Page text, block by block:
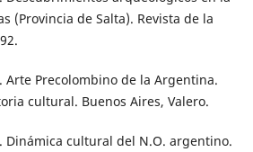
(Provincia de Salta). Revista de la
Arte Precolombino de la Argentina.
cultural. Buenos Aires, Valero.
Dinámica cultural del N.O. argentino.